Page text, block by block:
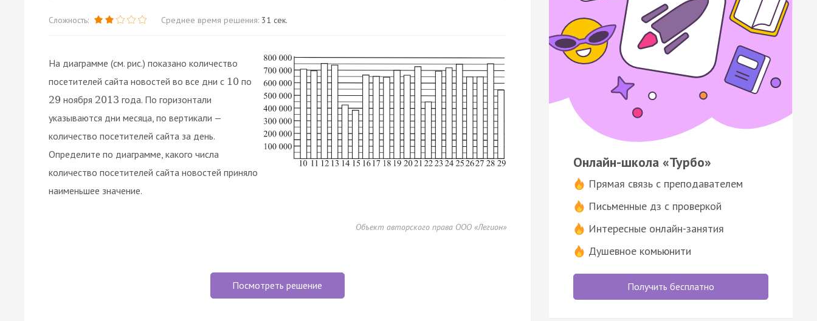
Сложность: Среднее время решения: 31 сек.
На диаграмме (см. рис.) показано количество
посетителей сайта новостей во все дни с 10 по
29 ноября 2013 года. По горизонтали
указываются дни месяца, по вертикали —
количество посетителей сайта за день.
Определите по диаграмме, какого числа
количество посетителей сайта новостей приняло
наименьшее значение.
Объект авторского права ООО «Легион»
Посмотреть решение
Онлайн-школа «Турбо»
Прямая связь с преподавателем
Письменные дз с проверкой
Интересные онлайн-занятия
Душевное комьюнити
Получить бесплатно